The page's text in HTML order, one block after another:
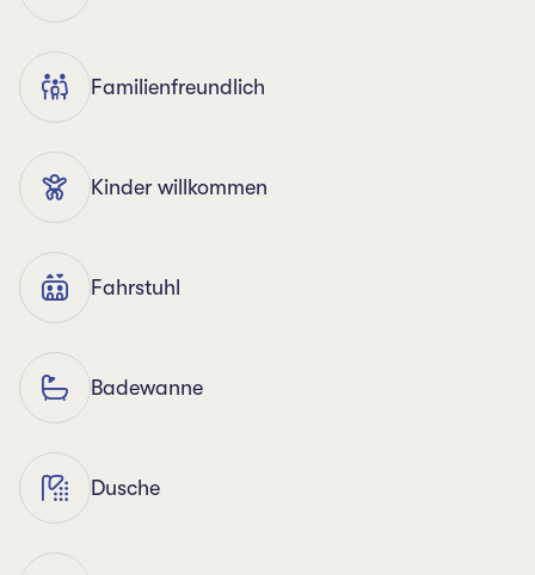
Familienfreundlich
Kinder willkommen
Fahrstuhl
Badewanne
Dusche